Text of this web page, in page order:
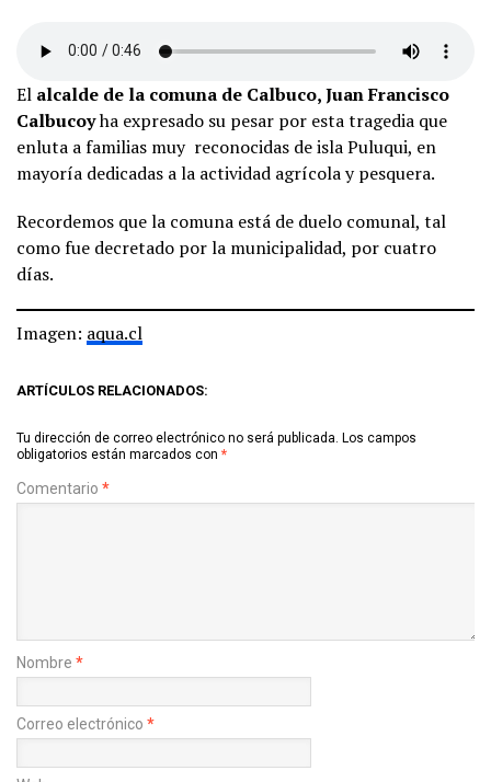
El alcalde de la comuna de Calbuco, Juan Francisco
Calbucoyha expresado su pesar por esta tragedia que
enluta a familias muy reconocidas de isla Puluqui, en
mayoría dedicadas a la actividad agrícola y pesquera.
Recordemos que la comuna está de duelo comunal, tal
como fue decretado por la municipalidad, por cuatro
días.
Imagen: aqua.cl
ARTÍCULOS RELACIONADOS:
Tu dirección de correo electrónico no será publicada. Los campos
obligatorios están marcados con *
Comentario *
Nombre *
Correo electrónico *